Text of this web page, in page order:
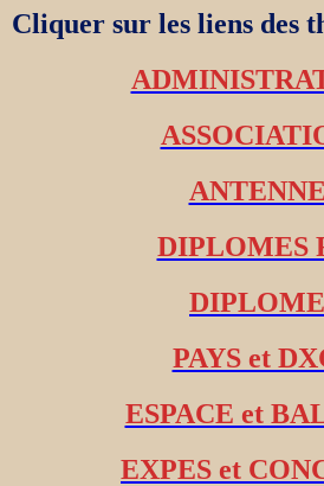
Cliquer sur les liens des
DIPLOMES
PAYS et
ESPACE et
EXPES et